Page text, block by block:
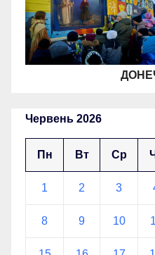
Червень 2026
Пн Вт Ср
1 2 3
8 9 10